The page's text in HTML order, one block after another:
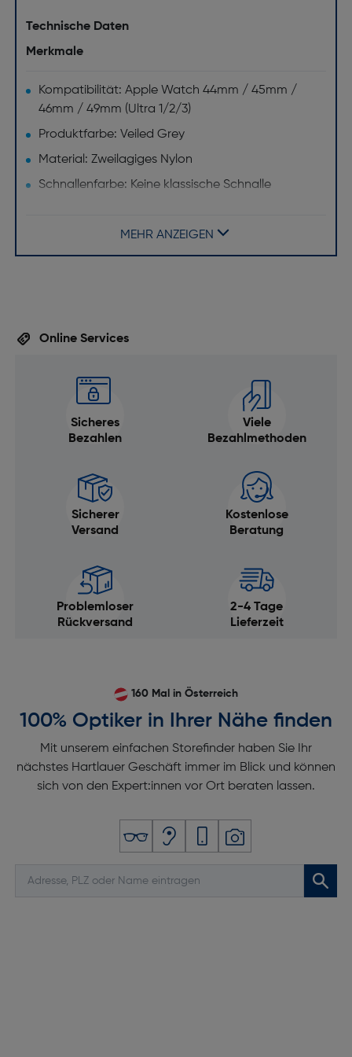
Technische Daten
Merkmale
Kompatibilität: Apple Watch 44mm / 45mm /
46mm / 49mm (Ultra 1/2/3)
Produktfarbe: Veiled Grey
Material: Zweilagiges Nylon
Schnallenfarbe: Keine klassische Schnalle
MEHR ANZEIGEN
Online Services
Sicheres
Bezahlen
Viele
Bezahlmethoden
Sicherer
Versand
Kostenlose
Beratung
Problemloser
Rückversand
2-4 Tage
Lieferzeit
160 Mal in Österreich
100% Optiker in Ihrer Nähe finden
Mit unserem einfachen Storefinder haben Sie Ihr
nächstes Hartlauer Geschäft immer im Blick und können
sich von den Expert:innen vor Ort beraten lassen.